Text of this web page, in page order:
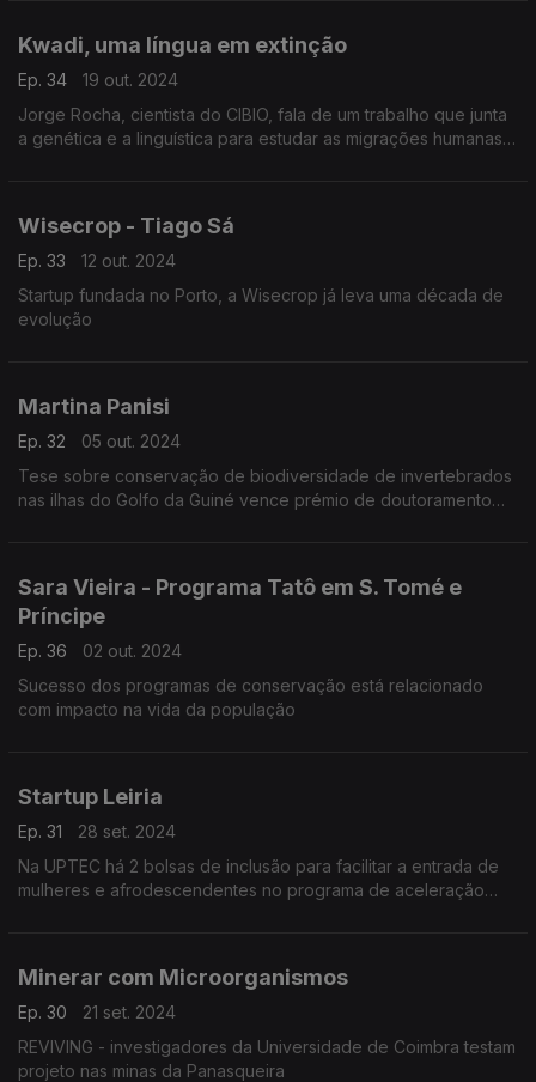
Kwadi, uma língua em extinção
Ep. 34
19 out. 2024
Jorge Rocha, cientista do CIBIO, fala de um trabalho que junta
a genética e a linguística para estudar as migrações humanas
Wisecrop - Tiago Sá
Ep. 33
12 out. 2024
Startup fundada no Porto, a Wisecrop já leva uma década de
evolução
Martina Panisi
Ep. 32
05 out. 2024
Tese sobre conservação de biodiversidade de invertebrados
nas ilhas do Golfo da Guiné vence prémio de doutoramento
Sara Vieira - Programa Tatô em S. Tomé e
Príncipe
Ep. 36
02 out. 2024
Sucesso dos programas de conservação está relacionado
com impacto na vida da população
Startup Leiria
Ep. 31
28 set. 2024
Na UPTEC há 2 bolsas de inclusão para facilitar a entrada de
mulheres e afrodescendentes no programa de aceleração
Minerar com Microorganismos
Ep. 30
21 set. 2024
REVIVING - investigadores da Universidade de Coimbra testam
projeto nas minas da Panasqueira